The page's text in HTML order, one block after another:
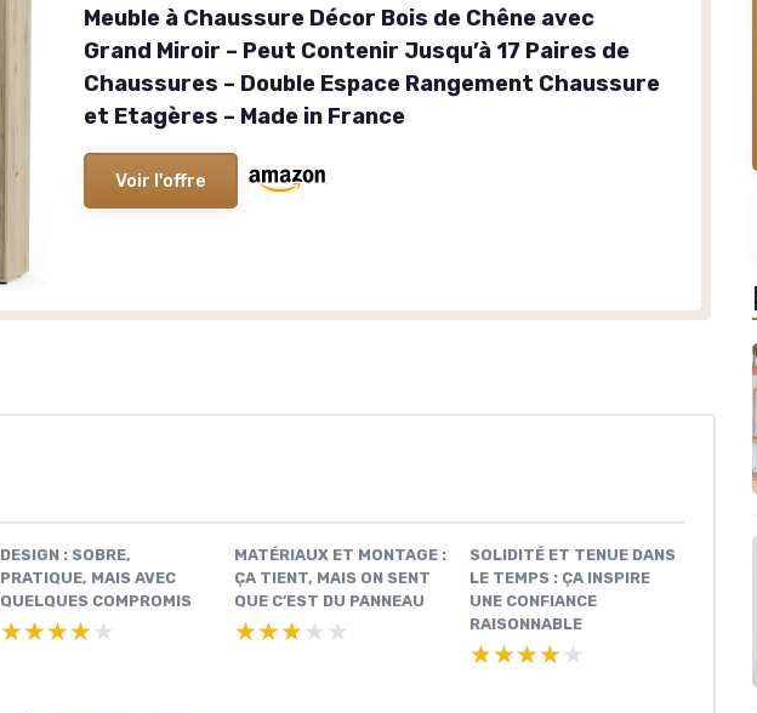
Meuble à Chaussure Décor Bois de Chêne avec
Grand Miroir – Peut Contenir Jusqu’à 17 Paires de
Chaussures – Double Espace Rangement Chaussure
et Etagères – Made in France
Voir l'offre
DESIGN : SOBRE,
PRATIQUE, MAIS AVEC
QUELQUES COMPROMIS
★★★★★
★★★★★
MATÉRIAUX ET MONTAGE :
ÇA TIENT, MAIS ON SENT
QUE C’EST DU PANNEAU
★★★★★
★★★★★
SOLIDITÉ ET TENUE DANS
LE TEMPS : ÇA INSPIRE
UNE CONFIANCE
RAISONNABLE
★★★★★
★★★★★